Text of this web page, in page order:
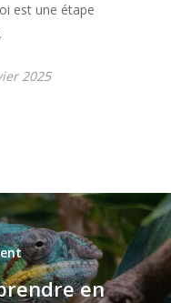
est une étape
.
2025
en